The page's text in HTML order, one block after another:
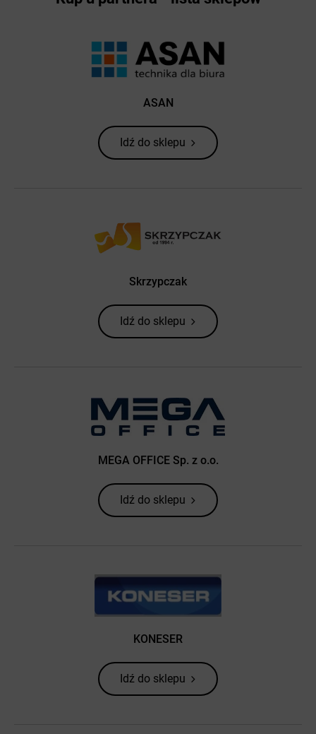
ASAN
Idź do sklepu
Skrzypczak
Idź do sklepu
MEGA OFFICE Sp. z o.o.
Idź do sklepu
KONESER
Idź do sklepu